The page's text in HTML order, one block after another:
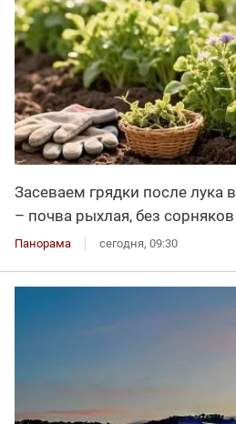
Засеваем грядки после лука
– почва рыхлая, без сорняков
Панорама сегодня, 09:30